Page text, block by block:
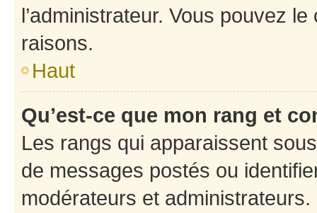
l’administrateur. Vous pouvez
raisons.
Haut
Qu’est-ce que mon rang et
Les rangs qui apparaissent
de messages postés ou
modérateurs et